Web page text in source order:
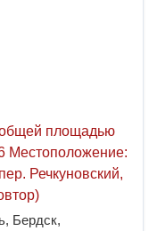
площадью
Местоположение:
Речкуновский,
Бердск,